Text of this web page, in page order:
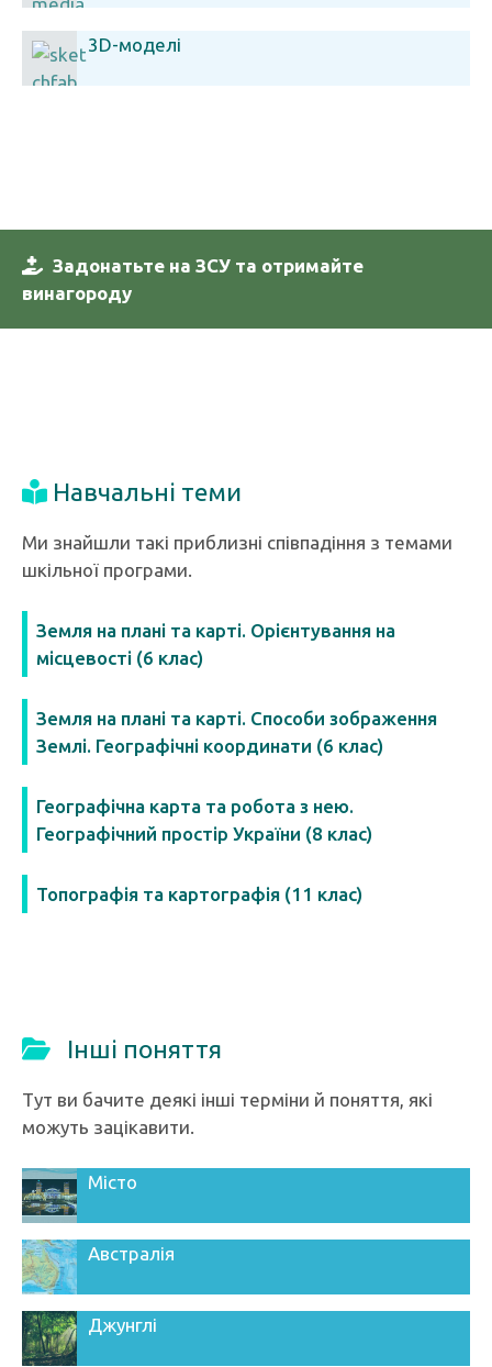
3D-моделі
Задонатьте на ЗСУ та отримайте
винагороду
Навчальні теми
Ми знайшли такі приблизні співпадіння з темами
шкільної програми.
Земля на плані та карті. Орієнтування на
місцевості (6 клас)
Земля на плані та карті. Способи зображення
Землі. Географічні координати (6 клас)
Географічна карта та робота з нею.
Географічний простір України (8 клас)
Топографія та картографія (11 клас)
Інші поняття
Тут ви бачите деякі інші терміни й поняття, які
можуть зацікавити.
Місто
Австралія
Джунглі